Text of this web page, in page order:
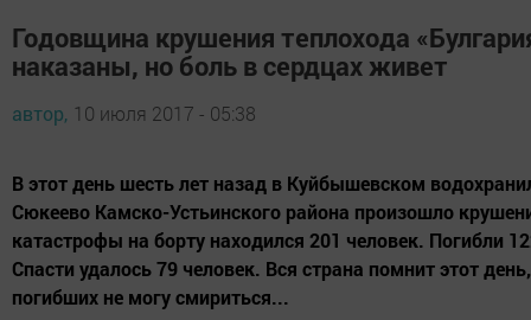
Годовщина крушения теплохода
наказаны, но боль в сердцах живет
автор, 10 июля 2017 - 05:38
В этот день шесть лет назад в Куйбышевском
Сюкеево Камско-Устьинского района произошло
катастрофы на борту находился 201 человек. Погибли
Спасти удалось 79 человек. Вся страна помнит этот
погибших не могу смириться...